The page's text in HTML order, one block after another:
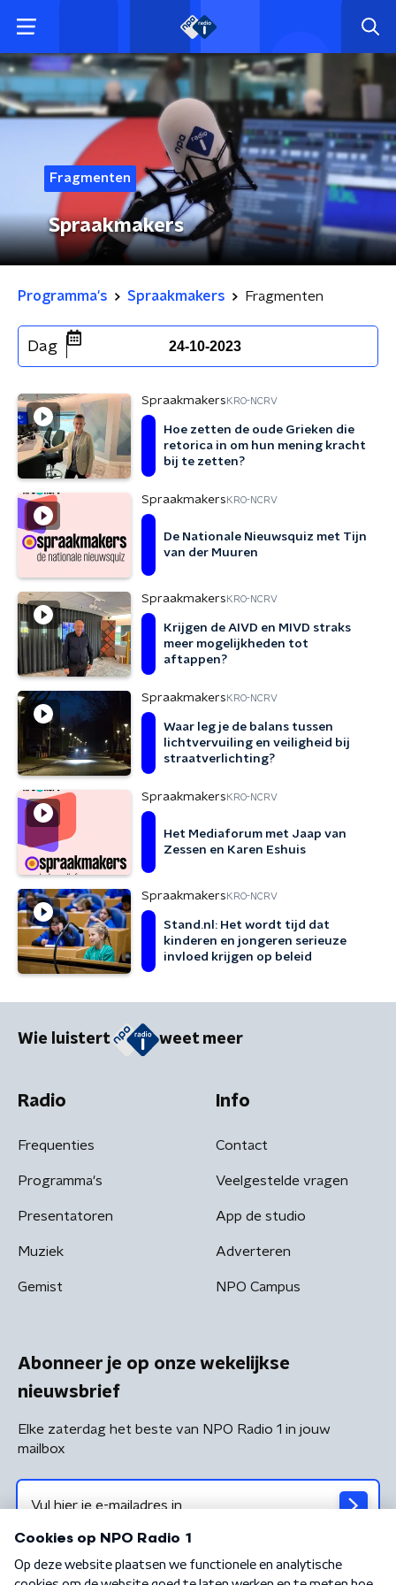
Fragmenten
Spraakmakers
Programma's Spraakmakers Fragmenten
Dag 24-10-2023
Spraakmakers KRO-NCRV
Hoe zetten de oude Grieken die
retorica in om hun mening kracht
bij te zetten?
Spraakmakers KRO-NCRV
De Nationale Nieuwsquiz met Tijn
van der Muuren
Spraakmakers KRO-NCRV
Krijgen de AIVD en MIVD straks
meer mogelijkheden tot
aftappen?
Spraakmakers KRO-NCRV
Waar leg je de balans tussen
lichtvervuiling en veiligheid bij
straatverlichting?
Spraakmakers KRO-NCRV
Het Mediaforum met Jaap van
Zessen en Karen Eshuis
Spraakmakers KRO-NCRV
Stand.nl: Het wordt tijd dat
kinderen en jongeren serieuze
invloed krijgen op beleid
Wie luistert weet meer
Radio
Frequenties
Programma's
Presentatoren
Muziek
Gemist
Info
Contact
Veelgestelde vragen
App de studio
Adverteren
NPO Campus
Abonneer je op onze wekelijkse
nieuwsbrief
Elke zaterdag het beste van NPO Radio 1 in jouw
mailbox